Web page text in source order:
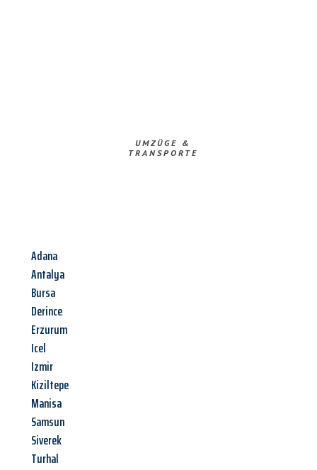
UMZÜGE &
TRANSPORTE
Adana
Antalya
Bursa
Derince
Erzurum
Icel
Izmir
Kiziltepe
Manisa
Samsun
Siverek
Turhal